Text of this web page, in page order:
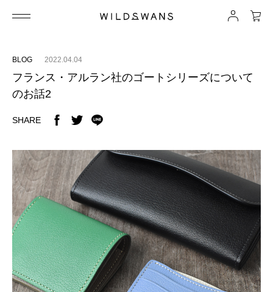
BLOG 2022.04.04
フランス・アルラン社のゴートシリーズについて
のお話2
SHARE